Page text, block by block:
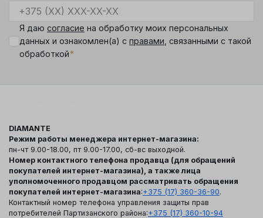
Я даю согласие на обработку моих персональных
данных и ознакомлен(а) с правами , связанными с такой
обработкой*
DIAMANTE
Режим работы менеджера интернет-магазина:
пн-чт 9.00-18.00, пт 9.00-17.00, сб-вс выходной.
Номер контактного телефона продавца (для обращений
покупателей интернет-магазина), а также лица
уполномоченного продавцом рассматривать обращения
покупателей интернет-магазина:+375 (17) 360-36-90.
Контактный номер телефона управления защиты прав
потребителей Партизанского района:+375 (17) 360-10-94